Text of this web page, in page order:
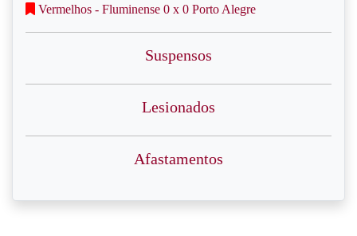
Vermelhos - Fluminense 0 x 0 Porto Alegre
Suspensos
Lesionados
Afastamentos